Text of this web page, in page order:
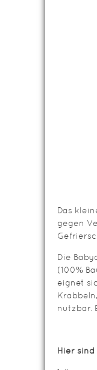
Das
gegen
Die
(100%
eignet
nutzbar.
Hier